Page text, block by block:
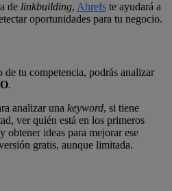
de linkbuilding, Ahrefs te ayudará a
oportunidades para tu negocio.
tu competencia, podrás analizar
.
analizar una keyword, si tiene
ver quién está en los primeros
obtener ideas para mejorar ese
gratis, aunque limitada.